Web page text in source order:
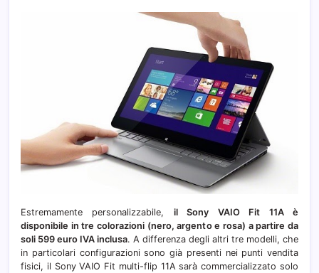
Estremamente personalizzabile, il Sony VAIO Fit 11A è
disponibile in tre colorazioni (nero, argento e rosa) a partire da
soli 599 euro IVA inclusa. A differenza degli altri tre modelli, che
in particolari configurazioni sono già presenti nei punti vendita
fisici, il Sony VAIO Fit multi-flip 11A sarà commercializzato solo